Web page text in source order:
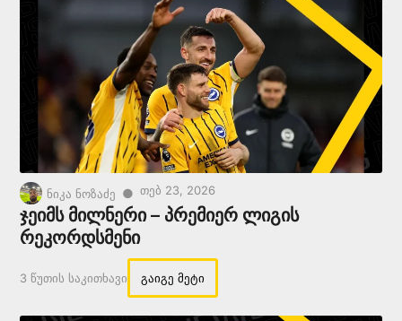
ნიკა ნოზაძე ● Თებ 23, 2026
ჯეიმს მილნერი – პრემიერ ლიგის
რეკორდსმენი
3 Წუთის Საკითხავი გაიგე მეტი